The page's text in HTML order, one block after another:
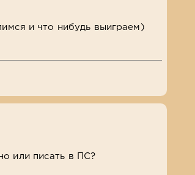
и что нибудь выиграем)
или писать в ПС?